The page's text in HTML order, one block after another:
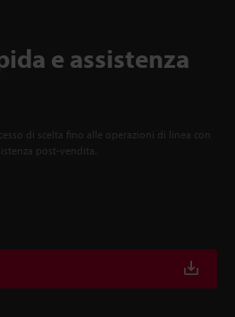
e assistenza
di scelta fino alle operazioni di linea con
post-vendita.